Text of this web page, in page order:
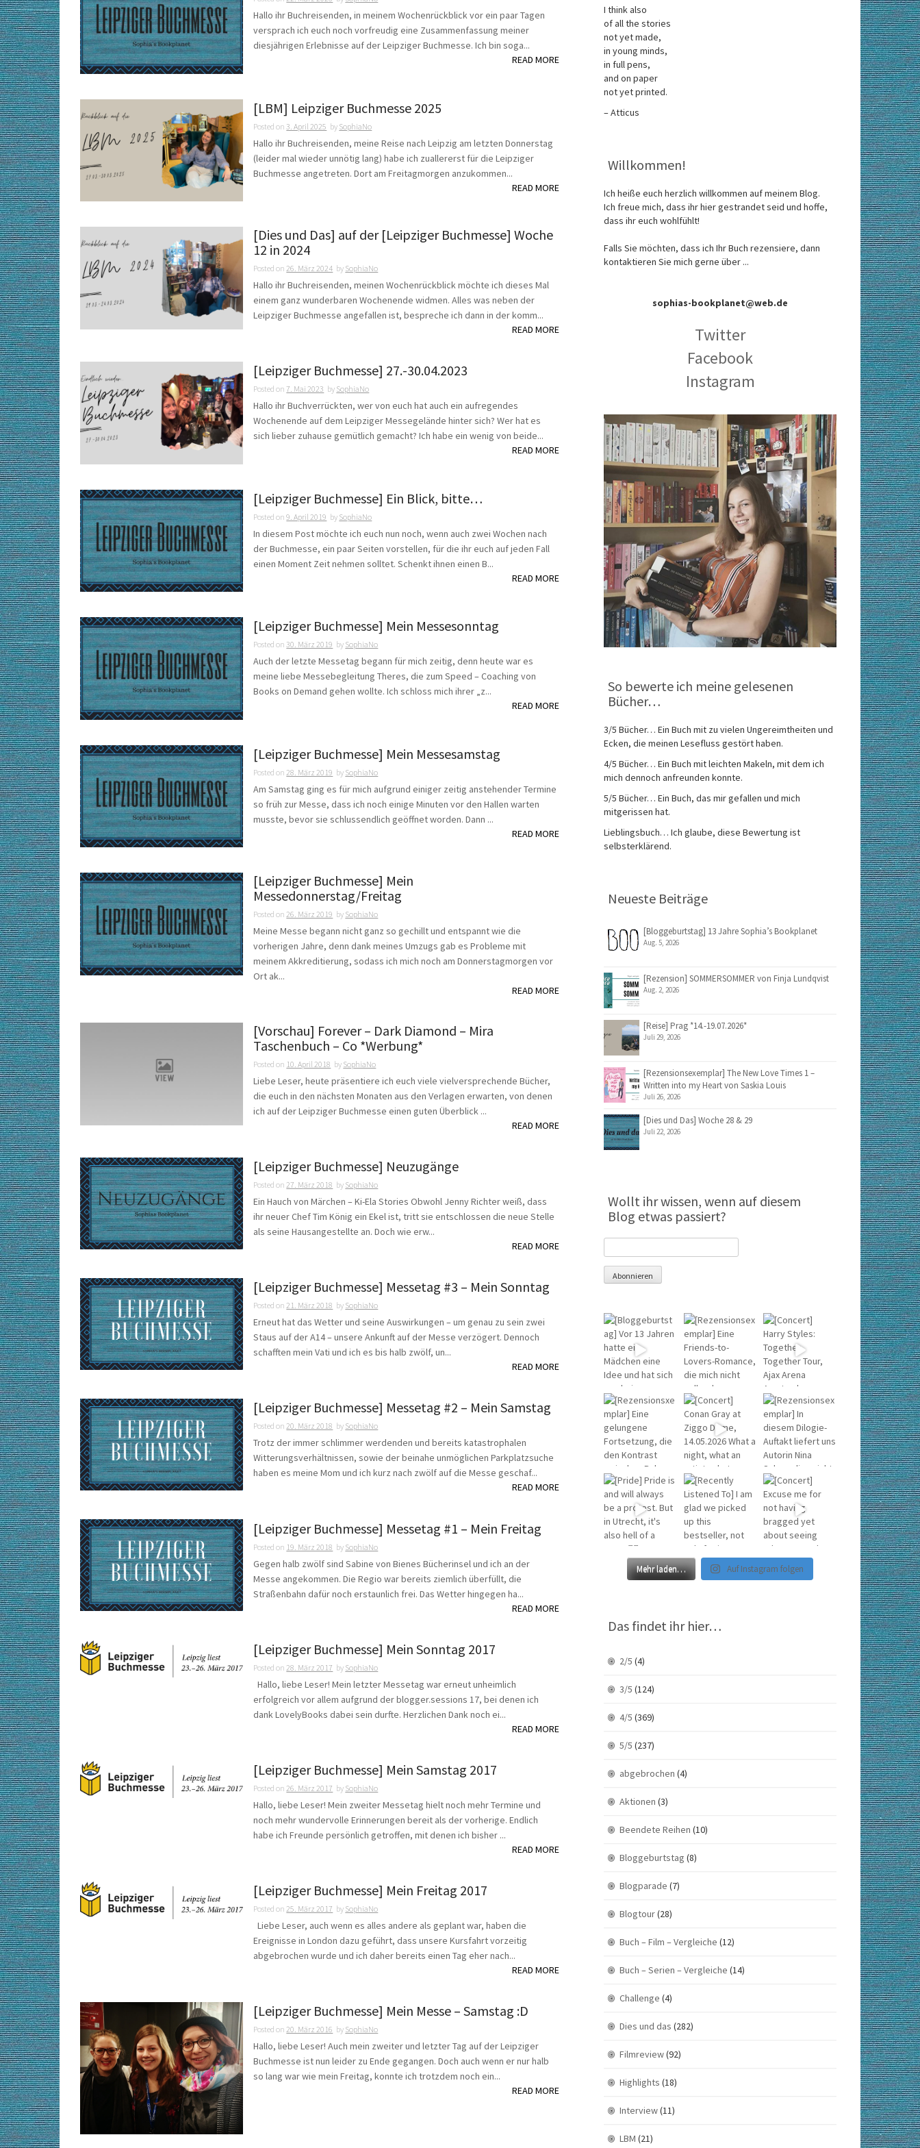
Hallo ihr Buchreisenden, in meinem Wochenrückblick vor ein paar Tagen
versprach ich euch noch vorfreudig eine Zusammenfassung meiner
diesjährigen Erlebnisse auf der Leipziger Buchmesse. Ich bin soga...
READ MORE
[LBM] Leipziger Buchmesse 2025
Posted on3. April 2025 by SophiaNo
Hallo ihr Buchreisenden, meine Reise nach Leipzig am letzten Donnerstag
(leider mal wieder unnötig lang) habe ich zuallererst für die Leipziger
Buchmesse angetreten. Dort am Freitagmorgen anzukommen...
READ MORE
[Dies und Das] auf der [Leipziger Buchmesse] Woche
12 in 2024
Posted on26. März 2024 by SophiaNo
Hallo ihr Buchreisenden, meinen Wochenrückblick möchte ich dieses Mal
einem ganz wunderbaren Wochenende widmen. Alles was neben der
Leipziger Buchmesse angefallen ist, bespreche ich dann in der komm...
READ MORE
[Leipziger Buchmesse] 27.-30.04.2023
Posted on7. Mai 2023 by SophiaNo
Hallo ihr Buchverrückten, wer von euch hat auch ein aufregendes
Wochenende auf dem Leipziger Messegelände hinter sich? Wer hat es
sich lieber zuhause gemütlich gemacht? Ich habe ein wenig von beide...
READ MORE
[Leipziger Buchmesse] Ein Blick, bitte…
Posted on9. April 2019 by SophiaNo
In diesem Post möchte ich euch nun noch, wenn auch zwei Wochen nach
der Buchmesse, ein paar Seiten vorstellen, für die ihr euch auf jeden Fall
einen Moment Zeit nehmen solltet. Schenkt ihnen einen B...
READ MORE
[Leipziger Buchmesse] Mein Messesonntag
Posted on30. März 2019 by SophiaNo
Auch der letzte Messetag begann für mich zeitig, denn heute war es
meine liebe Messebegleitung Theres, die zum Speed – Coaching von
Books on Demand gehen wollte. Ich schloss mich ihrer „z...
READ MORE
[Leipziger Buchmesse] Mein Messesamstag
Posted on 28. März 2019 by SophiaNo
Am Samstag ging es für mich aufgrund einiger zeitig anstehender Termine
so früh zur Messe, dass ich noch einige Minuten vor den Hallen warten
musste, bevor sie schlussendlich geöffnet worden. Dann ...
READ MORE
[Leipziger Buchmesse] Mein
Messedonnerstag/Freitag
Posted on26. März 2019 by SophiaNo
Meine Messe begann nicht ganz so gechillt und entspannt wie die
vorherigen Jahre, denn dank meines Umzugs gab es Probleme mit
meinem Akkreditierung, sodass ich mich noch am Donnerstagmorgen vor
Ort ak...
READ MORE
[Vorschau] Forever – Dark Diamond – Mira
Taschenbuch – Co *Werbung*
Posted on 10. April 2018 by SophiaNo
Liebe Leser, heute präsentiere ich euch viele vielversprechende Bücher,
die euch in den nächsten Monaten aus den Verlagen erwarten, von denen
ich auf der Leipziger Buchmesse einen guten Überblick ...
READ MORE
[Leipziger Buchmesse] Neuzugänge
Posted on27. März 2018 by SophiaNo
Ein Hauch von Märchen – Ki-Ela Stories Obwohl Jenny Richter weiß, dass
ihr neuer Chef Tim König ein Ekel ist, tritt sie entschlossen die neue Stelle
als seine Hausangestellte an. Doch wie erw...
READ MORE
[Leipziger Buchmesse] Messetag #3 – Mein Sonntag
Posted on21. März 2018 by SophiaNo
Erneut hat das Wetter und seine Auswirkungen – um genau zu sein zwei
Staus auf der A14 – unsere Ankunft auf der Messe verzögert. Dennoch
schafften mein Vati und ich es bis halb zwölf, un...
READ MORE
[Leipziger Buchmesse] Messetag #2 – Mein Samstag
Posted on20. März 2018 by SophiaNo
Trotz der immer schlimmer werdenden und bereits katastrophalen
Witterungsverhältnissen, sowie der beinahe unmöglichen Parkplatzsuche
haben es meine Mom und ich kurz nach zwölf auf die Messe geschaf...
READ MORE
[Leipziger Buchmesse] Messetag #1 – Mein Freitag
Posted on 19. März 2018 by SophiaNo
Gegen halb zwölf sind Sabine von Bienes Bücherinsel und ich an der
Messe angekommen. Die Regio war bereits ziemlich überfüllt, die
Straßenbahn dafür noch erstaunlich frei. Das Wetter hingegen ha...
READ MORE
[Leipziger Buchmesse] Mein Sonntag 2017
Posted on 28. März 2017 by SophiaNo
Hallo, liebe Leser! Mein letzter Messetag war erneut unheimlich
erfolgreich vor allem aufgrund der blogger.sessions 17, bei denen ich
dank LovelyBooks dabei sein durfte. Herzlichen Dank noch ei...
READ MORE
[Leipziger Buchmesse] Mein Samstag 2017
Posted on 26. März 2017 by SophiaNo
Hallo, liebe Leser! Mein zweiter Messetag hielt noch mehr Termine und
noch mehr wundervolle Erinnerungen bereit als der vorherige. Endlich
habe ich Freunde persönlich getroffen, mit denen ich bisher ...
READ MORE
[Leipziger Buchmesse] Mein Freitag 2017
Posted on 25. März 2017 by SophiaNo
Liebe Leser, auch wenn es alles andere als geplant war, haben die
Ereignisse in London dazu geführt, dass unsere Kursfahrt vorzeitig
abgebrochen wurde und ich daher bereits einen Tag eher nach...
READ MORE
[Leipziger Buchmesse] Mein Messe – Samstag :D
Posted on20. März 2016 by SophiaNo
Hallo, liebe Leser! Auch mein zweiter und letzter Tag auf der Leipziger
Buchmesse ist nun leider zu Ende gegangen. Doch auch wenn er nur halb
so lang war wie mein Freitag, konnte ich trotzdem noch ein...
READ MORE
I think also
of all the stories
not yet made,
in young minds,
in full pens,
and on paper
not yet printed.
– Atticus
Willkommen!
Ich heiße euch herzlich willkommen auf meinem Blog.
Ich freue mich, dass ihr hier gestrandet seid und hoffe,
dass ihr euch wohlfühlt!
Falls Sie möchten, dass ich Ihr Buch rezensiere, dann
kontaktieren Sie mich gerne über ...
sophias-bookplanet@web.de
Twitter
Facebook
Instagram
So bewerte ich meine gelesenen
Bücher…
3/5 Bücher… Ein Buch mit zu vielen Ungereimtheiten und
Ecken, die meinen Lesefluss gestört haben.
4/5 Bücher… Ein Buch mit leichten Makeln, mit dem ich
mich dennoch anfreunden konnte.
5/5 Bücher… Ein Buch, das mir gefallen und mich
mitgerissen hat.
Lieblingsbuch… Ich glaube, diese Bewertung ist
selbsterklärend.
Neueste Beiträge
[Bloggeburtstag] 13 Jahre Sophia’s Bookplanet
Aug. 5, 2026
[Rezension] SOMMERSOMMER von Finja Lundqvist
Aug. 2, 2026
[Reise] Prag *14.-19.07.2026*
Juli 29, 2026
[Rezensionsexemplar] The New Love Times 1 –
Written into my Heart von Saskia Louis
Juli 26, 2026
[Dies und Das] Woche 28 & 29
Juli 22, 2026
Wollt ihr wissen, wenn auf diesem
Blog etwas passiert?
Mehr laden… Auf Instagram folgen
Das findet ihr hier…
2/5 (4)
3/5 (124)
4/5 (369)
5/5 (237)
abgebrochen (4)
Aktionen (3)
Beendete Reihen (10)
Bloggeburtstag (8)
Blogparade (7)
Blogtour(28)
Buch – Film – Vergleiche (12)
Buch – Serien – Vergleiche (14)
Challenge (4)
Dies und das (282)
Filmreview(92)
Highlights (18)
Interview(11)
LBM (21)